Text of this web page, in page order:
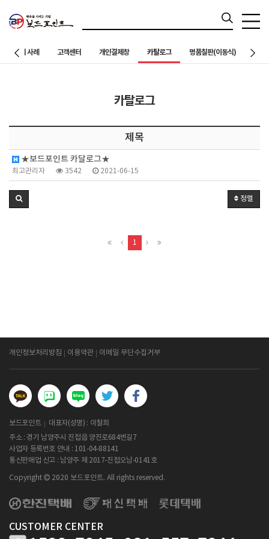
칠판설치 사례 고객센터 개인결제창 카탈로그 명품칠판(이동식)
카탈로그
제목
★보드포인트 카달로그★
최고관리자 3542 2021-06-15
정렬
1
개인정보처리방침 이용약관 이메일 무단수집거부
보드포인트
대표자(성명) : 이철희
주소 : 경기 남양주시 진접읍 양진로684번길7
사업자 등록번호 안내 : 101-04-88141
통신판매업 신고 : 남양주 제 2017-진접오남-0141호
Copyright 2020 보드포인트. All rights reserved.
CUSTOMER CENTER